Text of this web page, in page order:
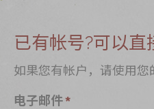
奇华网志
时令食
已有帐号?可以直
如果您有帐户，请使用您
电子邮件